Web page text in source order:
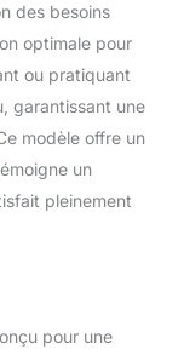
des besoins
optimale pour
ou pratiquant
garantissant une
modèle offre un
un
pleinement
pour une